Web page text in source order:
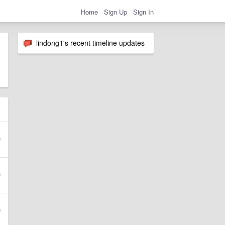
Home Sign Up Sign In
lindong1's recent timeline updates